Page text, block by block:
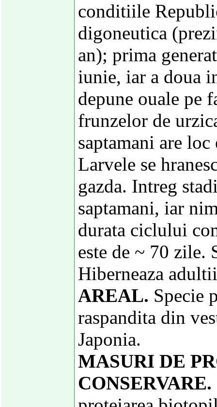
conditiile
digoneutica
an); prima
iunie, iar a doua
depune ouale pe
frunzelor de
saptamani are
Larvele se
gazda. Intreg
saptamani, iar
durata ciclului
este de ~ 70 zile.
Hiberneaza
AREAL. Specie
raspandita din
Japonia.
MASURI DE
CONSERVARE.